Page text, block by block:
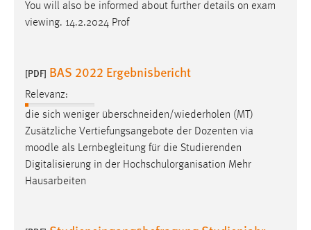
You will also be informed about further details on exam
viewing. 14.2.2024 Prof
[PDF] BAS 2022 Ergebnisbericht
Relevanz:
die sich weniger überschneiden/wiederholen (MT)
Zusätzliche Vertiefungsangebote der Dozenten via
moodle als Lernbegleitung für die Studierenden
Digitalisierung in der Hochschulorganisation Mehr
Hausarbeiten